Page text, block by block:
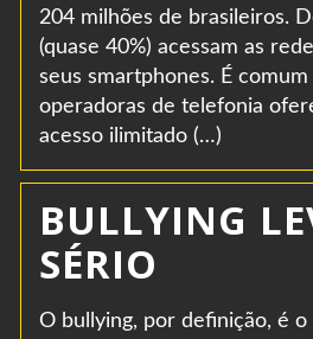
204 milhões de brasileiros.
(quase 40%) acessam as
seus smartphones. É
operadoras de telefonia
acesso ilimitado (…)
BULLYING
SÉRIO
O bullying, por definição, é o